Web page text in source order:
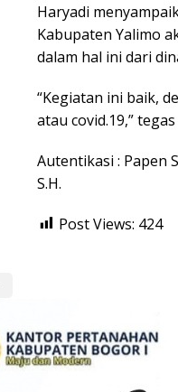
Haryadi
Kabupaten Yalimo
dalam hal ini dari
“Kegiatan ini baik,
atau covid.19,”
Autentikasi : Papen
S.H.
Post Views: 424